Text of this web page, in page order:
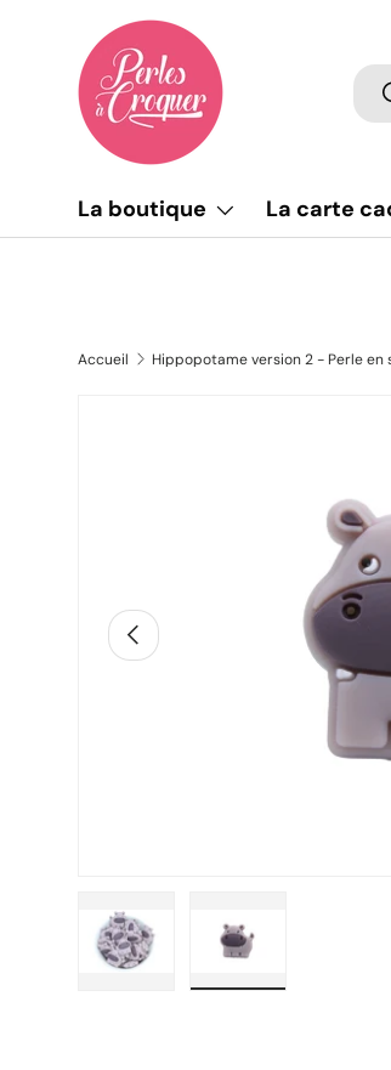
Aller au contenu
La boutique La carte
Accueil Hippopotame version 2 - Perle en
Précédent